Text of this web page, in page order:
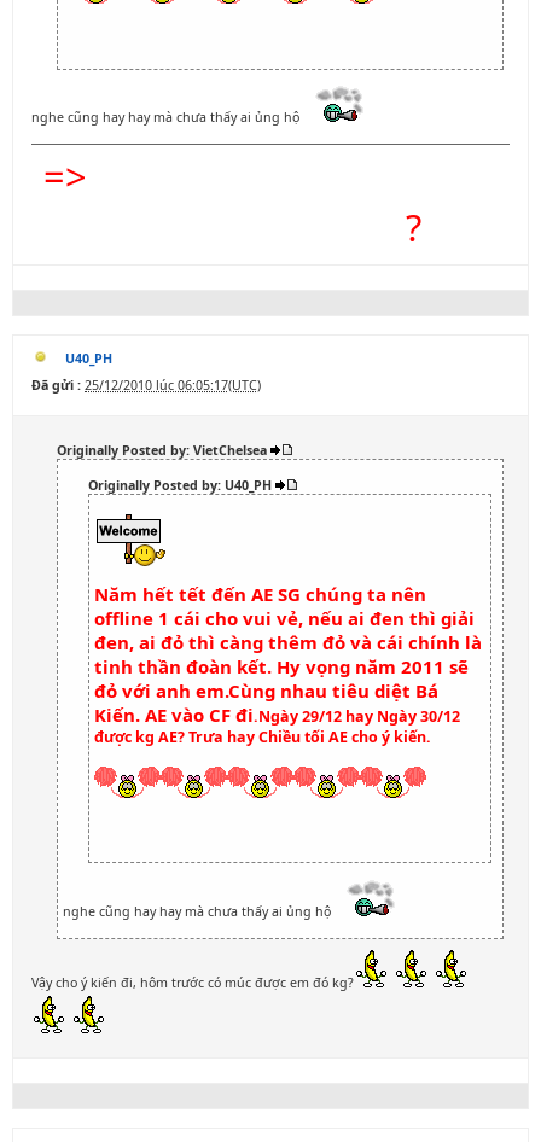
nghe cũng hay hay mà chưa thấy ai ủng hộ
=>
?
U40_PH
Đã gửi : 25/12/2010 lúc 06:05:17(UTC)
Originally Posted by: VietChelsea
Originally Posted by: U40_PH
Năm hết tết đến AE SG chúng ta nên
offline 1 cái cho vui vẻ, nếu ai đen thì giải
đen, ai đỏ thì càng thêm đỏ và cái chính là
tinh thần đoàn kết. Hy vọng năm 2011 sẽ
đỏ với anh em.Cùng nhau tiêu diệt Bá
Kiến. AE vào CF đi.Ngày 29/12 hay Ngày 30/12
được kg AE? Trưa hay Chiều tối AE cho ý kiến.
nghe cũng hay hay mà chưa thấy ai ủng hộ
Vậy cho ý kiến đi, hôm trước có múc được em đó kg?